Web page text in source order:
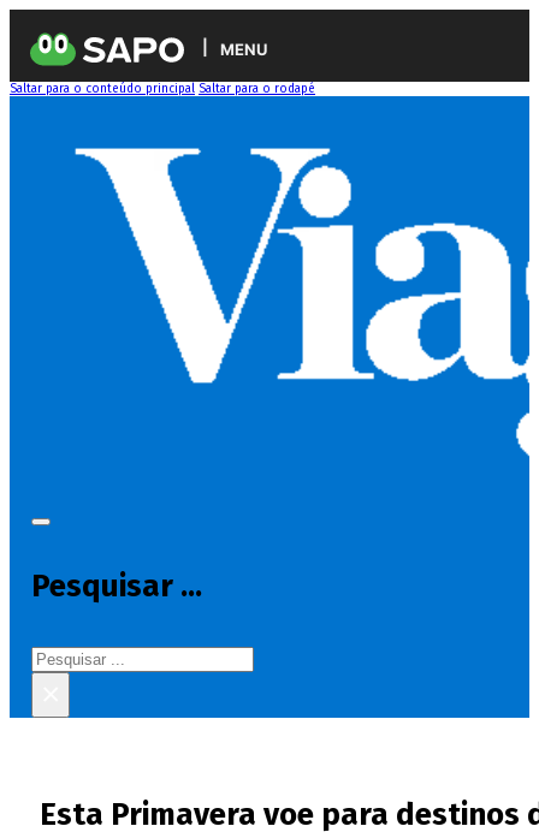
MENU
Saltar para o conteúdo principal Saltar para o rodapé
Pesquisar ...
Pesquisar
Esta Primavera voe para destinos